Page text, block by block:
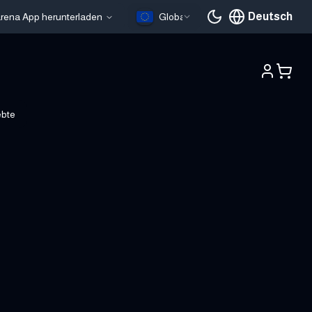
App herunterladen Global Deutsch
Aktuelle Sprache